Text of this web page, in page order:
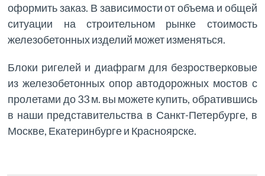
оформить заказ. В зависимости от объема и общей
ситуации на строительном рынке стоимость
железобетонных изделий может изменяться.
Блоки ригелей и диафрагм для безростверковые
из железобетонных опор автодорожных мостов с
пролетами до 33 м. вы можете купить, обратившись
в наши представительства в Санкт-Петербурге, в
Москве, Екатеринбурге и Красноярске.